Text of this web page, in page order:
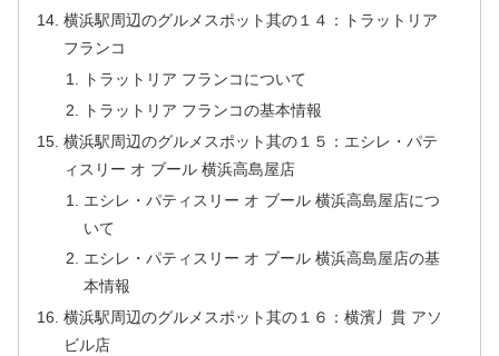
横浜駅周辺のグルメスポット其の１４：トラットリア
フランコ
トラットリア フランコについて
トラットリア フランコの基本情報
横浜駅周辺のグルメスポット其の１５：エシレ・パテ
ィスリー オ ブール 横浜高島屋店
エシレ・パティスリー オ ブール 横浜高島屋店につ
いて
エシレ・パティスリー オ ブール 横浜高島屋店の基
本情報
横浜駅周辺のグルメスポット其の１６：横濱丿貫 アソ
ビル店